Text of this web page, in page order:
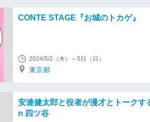
CONTE STAGE『お城のトカゲ』
2024/5/2（木）～5日（日）
東京都
安達健太郎と役者が漫才とトーク
n 四ツ谷